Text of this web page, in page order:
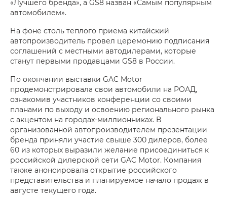
«Лучшего бренда», а GS8 назван «Самым популярным
автомобилем».
На фоне столь теплого приема китайский
автопроизводитель провел церемонию подписания
соглашений с местными автодилерами, которые
станут первыми продавцами GS8 в России.
По окончании выставки GAC Motor
продемонстрировала свои автомобили на РОАД,
ознакомив участников конференции со своими
планами по выходу и освоению регионального рынка
с акцентом на городах-миллионниках. В
организованной автопроизводителем презентации
бренда приняли участие свыше 300 дилеров, более
60 из которых выразили желание присоединиться к
российской дилерской сети GAC Motor. Компания
также анонсировала открытие российского
представительства и планируемое начало продаж в
августе текущего года.